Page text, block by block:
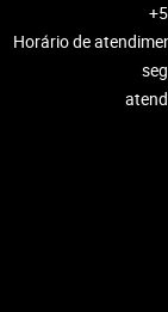
Horário de